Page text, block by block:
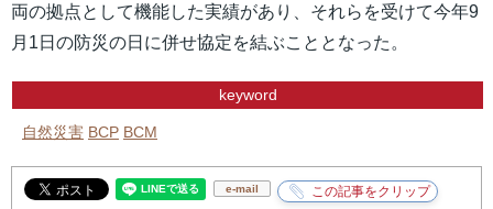
両の拠点として機能した実績があり、それらを受けて今年9
月1日の防災の日に併せ協定を結ぶこととなった。
keyword
自然災害 BCP BCM
e-mail